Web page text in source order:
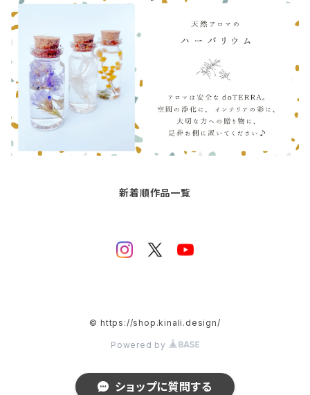
新着順作品一覧
© https://shop.kinali.design/
Powered by
ショップに質問する